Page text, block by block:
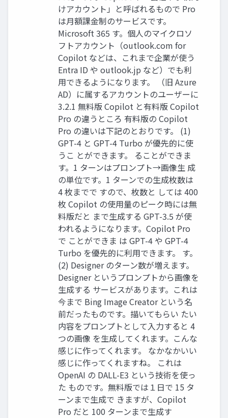
けアカウント」と呼ばれるもので Pro
は月額課金制のサービスです。
Microsoft 365 す。個人のマイクロソ
フトアカウント（outlook.com for
Copilot などは、これまで企業が使う
Entra ID や outlook.jp など）でも利
用できるようになります。 （旧 Azure
AD）に属するアカウントのユーザーに
3.2.1 無料版 Copilot と有料版 Copilot
Pro の違うところ 有料版の Copilot
Pro の違いは下記のとおりです。 (1)
GPT-4 と GPT-4 Turbo が優先的に使
うこ とができます。 ることができま
す。1 ターンはプロンプト→画像生 成
の単位です。1 ターンでの生成枚数は
4 枚までで すので、枚数と しては 400
枚 Copilot の使用量のピーク時には無
料版だと まで生成する GPT-3.5 が使
われるようになります。Copilot Pro
で ことができま は GPT-4 や GPT-4
Turbo を優先的に利用できます。 す。
(2) Designer のターン数が増えます。
Designer というプロンプトから画像を
生成する サービスがあります。これは
今まで Bing Image Creator という名
前だったものです。描いてもらい たい
内容をプロンプトとして入力すると 4
つの画像 を生成してくれます。こんな
感じに作ってくれます。 なかなかいい
感じに作ってくれますね。 これは
OpenAI の DALL-E3 という技術を使っ
た ものです。無料版では１日で 15 タ
ーンまで生成で きますが、Copilot
Pro だと 100 ターンまで生成す